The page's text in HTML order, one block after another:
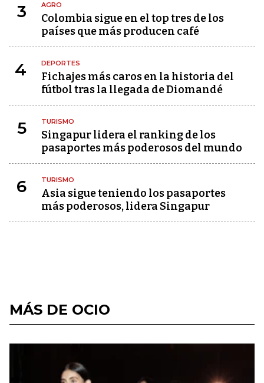
3 AGRO
Colombia sigue en el top tres de los
países que más producen café
4 DEPORTES
Fichajes más caros en la historia del
fútbol tras la llegada de Diomandé
5 TURISMO
Singapur lidera el ranking de los
pasaportes más poderosos del mundo
6 TURISMO
Asia sigue teniendo los pasaportes
más poderosos, lidera Singapur
MÁS DE OCIO